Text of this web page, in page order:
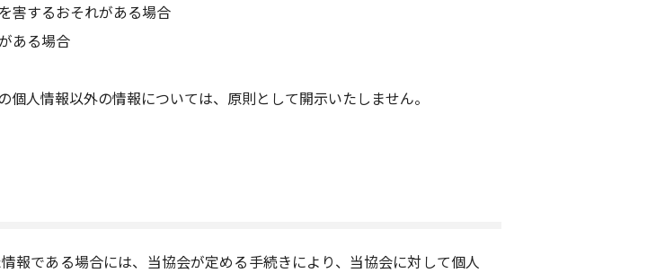
害するおそれがある場合
ある場合
人情報以外の情報については、原則として開示いたしません。
報である場合には、当協会が定める手続きにより、当協会に対して個人